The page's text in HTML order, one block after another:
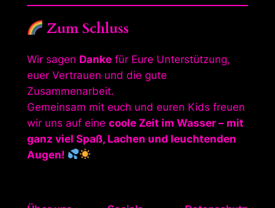
Zum Schluss
Wir sagen Dankefür Eure Unterstützung,
euer Vertrauen und die gute
Zusammenarbeit.
Gemeinsam mit euch und euren Kids freuen
wir uns auf eine coole Zeit im Wasser – mit
ganz viel Spaß, Lachen und leuchtenden
Augen!